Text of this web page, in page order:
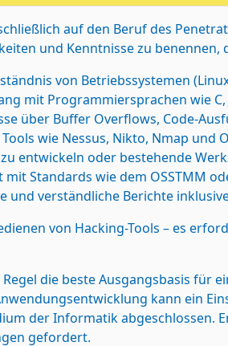
auf den Beruf des
und Kenntnisse zu
von Betriebssystemen
mit Programmiersprachen wie C,
über Buffer Overflows, Code-
wie Nessus, Nikto, Nmap und
entwickeln oder bestehende
Standards wie dem OSSTMM
und verständliche Berichte
von Hacking-Tools – es
die beste Ausgangsbasis für
kann ein
der Informatik abgeschlossen.
gefordert.